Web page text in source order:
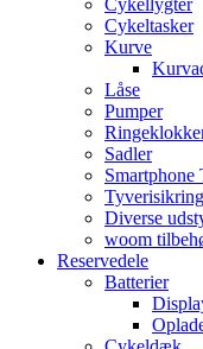
Cykeltasker
Kurve
Låse
Pumper
Sadler
Smartphone
Tyverisikring
Diverse
woom
Reservedele
Batterier